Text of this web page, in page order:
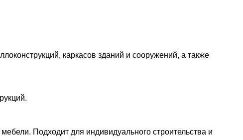
каркасов зданий и сооружений, а также
Подходит для индивидуального строительства и